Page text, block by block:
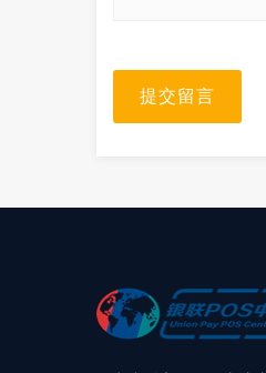
提交留言